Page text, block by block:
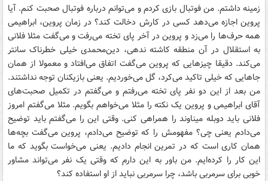
زمینه داشتم. من فوتبال بازی کردم و می‌توانم درباره فوتبال صحبت کنم. آیا
پروین اجازه می‌دهد کسی در کارش دخالت کند؟ در زمان پروین، ابراهیمی
همه حرف‌ها را می‌زد و پروین در آخر پای تخته می‌رفت و می‌گفت مثلا فلانی
به استقلال در آن منطقه کاشته ندهی، دین‌محمدی خیلی خطرناک سانتر
می‌کند. دقیقا چیزهایی که پروین می‌گفت اتفاق می‌افتاد و معمولا از همان
جاهایی که خیلی تاکید می‌کرد، گل می‌خوردیم. یعنی بازیکنان توجه نداشتند.
من بعد از این دو نفر پای تخته می‌رفتم و می‌گفتم در تکمیل صحبت‌های
آقای ابراهیمی و پروین یک نکته را مثلا می‌خواهم بگویم. مثلا می‌گفتم امروز
فلانی باید دوبله میناوند را همراهی کنی. وقتی این را می‌گفتم باید توضیح
می‌دادم یعنی چی؟ مفهومش را که توضیح می‌دادم، پروین می‌گفت بچه‌ها
همان کاری است که در تمرین انجام دادیم. یعنی می‌خواست بگوید که ما
این کار را کرده‌ایم. من باور به این دارم که وقتی یک نفر می‌تواند مشاور
خوبی برای سرمربی باشد، چرا سرمربی نباید از او استفاده کند؟